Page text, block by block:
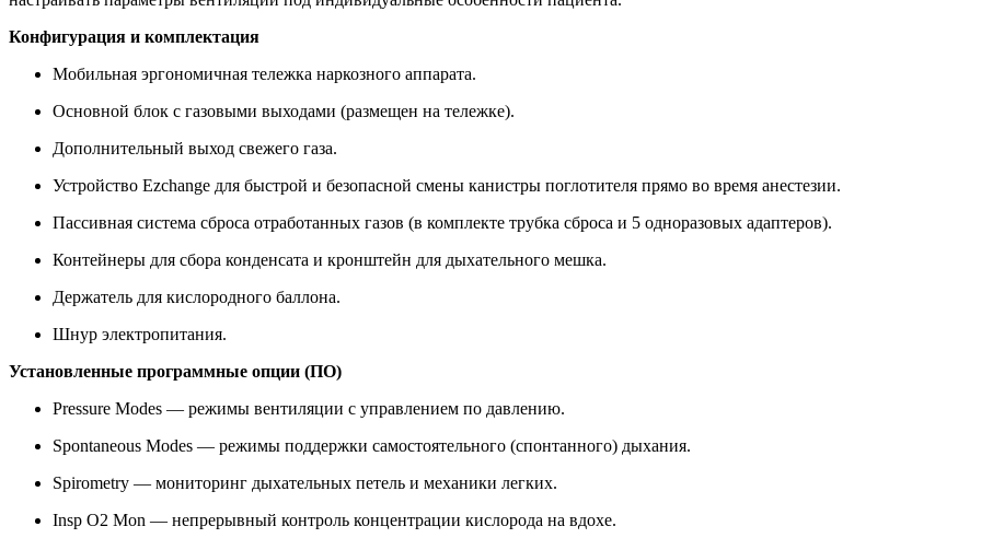
Конфигурация и комплектация
Мобильная эргономичная тележка наркозного аппарата.
Основной блок с газовыми выходами (размещен на тележке).
Дополнительный выход свежего газа.
Устройство Ezchange для быстрой и безопасной смены канистры поглотителя прямо во время анестезии.
Пассивная система сброса отработанных газов (в комплекте трубка сброса и 5 одноразовых адаптеров).
Контейнеры для сбора конденсата и кронштейн для дыхательного мешка.
Держатель для кислородного баллона.
Шнур электропитания.
Установленные программные опции (ПО)
Pressure Modes — режимы вентиляции с управлением по давлению.
Spontaneous Modes — режимы поддержки самостоятельного (спонтанного) дыхания.
Spirometry — мониторинг дыхательных петель и механики легких.
Insp O2 Mon — непрерывный контроль концентрации кислорода на вдохе.